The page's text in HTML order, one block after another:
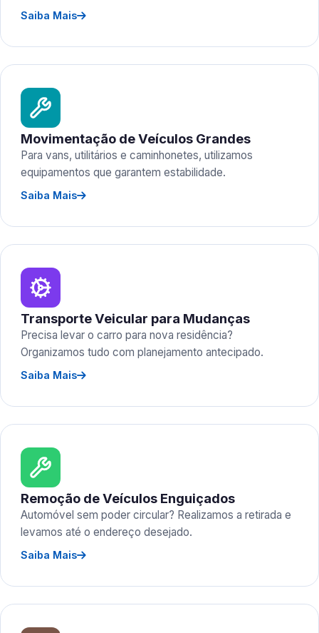
Saiba Mais
Movimentação de Veículos Grandes
Para vans, utilitários e caminhonetes, utilizamos
equipamentos que garantem estabilidade.
Saiba Mais
Transporte Veicular para Mudanças
Precisa levar o carro para nova residência?
Organizamos tudo com planejamento antecipado.
Saiba Mais
Remoção de Veículos Enguiçados
Automóvel sem poder circular? Realizamos a retirada e
levamos até o endereço desejado.
Saiba Mais